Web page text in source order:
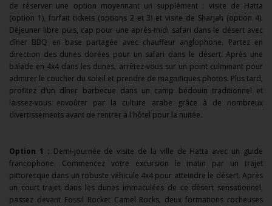
de réserver une option moyennant un supplément : visite de Hatta
(option 1), forfait tickets (options 2 et 3) et visite de Sharjah (option 4).
Déjeuner libre puis, cap pour une après-midi safari dans le désert avec
dîner BBQ en base partagée avec chauffeur anglophone. Partez en
direction des dunes dorées pour un safari dans le désert. Après une
balade en 4x4 dans les dunes, arrêtez-vous sur un point culminant pour
admirer le coucher du soleil et prendre de magnifiques photos. Plus tard,
profitez d’un dîner barbecue dans un camp bédouin traditionnel et
laissez-vous envoûter par la culture arabe grâce à de nombreux
divertissements avant de rentrer à l'hôtel pour la nuitée.
Option 1 : Demi-journée de visite de la ville de Hatta avec un guide
francophone. Commencez votre excursion le matin par un trajet
pittoresque dans un robuste véhicule 4x4 pour atteindre le désert. Après
un court trajet dans les dunes immaculées de ce désert sensationnel,
passez devant Fossil Rocket Camel Rocks, deux formations rocheuses